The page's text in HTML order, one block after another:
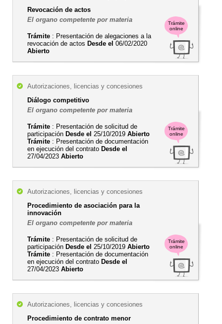
Trámite
online
Revocación de actos
El organo competente por materia
Trámite : Presentación de alegaciones a la
revocación de actos Desde el 06/02/2020
Abierto
Trámite
online
Autorizaciones, licencias y concesiones
Diálogo competitivo
El organo competente por materia
Trámite : Presentación de solicitud de
participación Desde el 25/10/2019 Abierto
Trámite : Presentación de documentación
en ejecución del contrato Desde el
27/04/2023 Abierto
Trámite
online
Autorizaciones, licencias y concesiones
Procedimiento de asociación para la
innovación
El organo competente por materia
Trámite : Presentación de solicitud de
participación Desde el 25/10/2019 Abierto
Trámite : Presentación de documentación
en ejecución del contrato Desde el
27/04/2023 Abierto
Autorizaciones, licencias y concesiones
Procedimiento de contrato menor